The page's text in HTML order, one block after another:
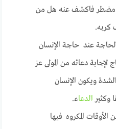
مضطر فاكشف عنه هل من
عند حاجة الإنسان
دعائه من المولى عز
ويكون الإنسان
وكثير الدعاء.
الأوقات المكروه فيها